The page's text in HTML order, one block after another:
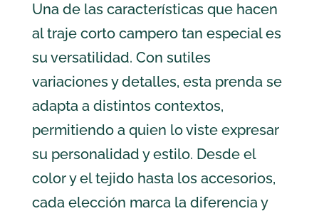
Una de las características que hacen
al traje corto campero tan especial es
su versatilidad. Con sutiles
variaciones y detalles, esta prenda se
adapta a distintos contextos,
permitiendo a quien lo viste expresar
su personalidad y estilo. Desde el
color y el tejido hasta los accesorios,
cada elección marca la diferencia y